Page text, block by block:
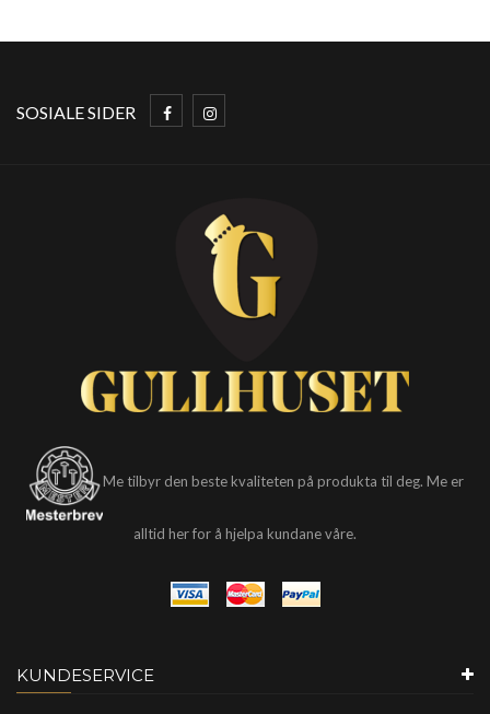
SOSIALE SIDER
Me tilbyr den beste kvaliteten på produkta til deg. Me er
alltid her for å hjelpa kundane våre.
KUNDESERVICE